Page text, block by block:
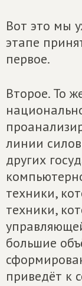
Вот это мы
этапе
первое.
Второе. То
линии
других
техники,
техники,
большие
приведёт к